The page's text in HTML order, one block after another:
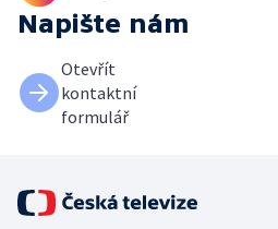
Napište nám
Otevřít
kontaktní
formulář